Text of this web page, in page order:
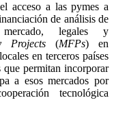
acceso a las pymes a
de análisis de
legales y
Projects(MFPs) en
en terceros países
que permitan incorporar
a esos mercados por
tecnológica